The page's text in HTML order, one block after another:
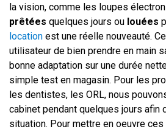
la vision, comme les loupes
prêtées quelques jours ou louées
location est une réelle nouveauté.
utilisateur de bien prendre en main
bonne adaptation sur une durée
simple test en magasin. Pour les
les dentistes, les ORL, nous
cabinet pendant quelques jours afin
situation. Pour mettre en oeuvre